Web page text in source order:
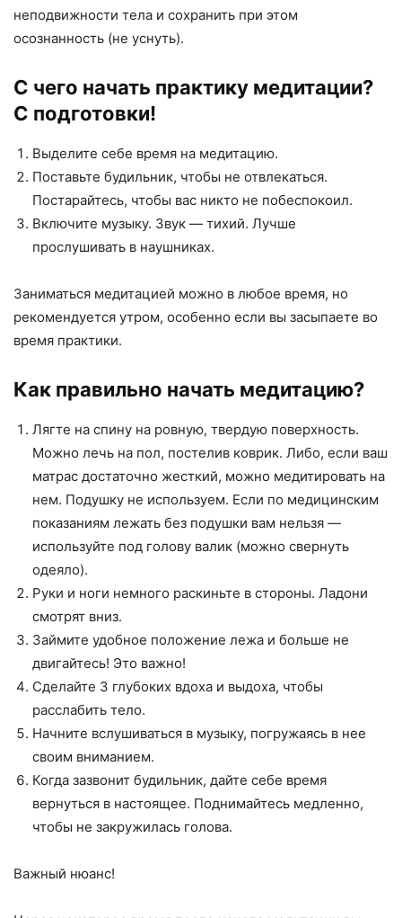
неподвижности тела и сохранить при этом
осознанность (не уснуть).
С чего начать практику медитации?
С подготовки!
Выделите себе время на медитацию.
Поставьте будильник, чтобы не отвлекаться.
Постарайтесь, чтобы вас никто не побеспокоил.
Включите музыку. Звук — тихий. Лучше
прослушивать в наушниках.
Заниматься медитацией можно в любое время, но
рекомендуется утром, особенно если вы засыпаете во
время практики.
Как правильно начать медитацию?
Лягте на спину на ровную, твердую поверхность.
Можно лечь на пол, постелив коврик. Либо, если ваш
матрас достаточно жесткий, можно медитировать на
нем. Подушку не используем. Если по медицинским
показаниям лежать без подушки вам нельзя —
используйте под голову валик (можно свернуть
одеяло).
Руки и ноги немного раскиньте в стороны. Ладони
смотрят вниз.
Займите удобное положение лежа и больше не
двигайтесь! Это важно!
Сделайте 3 глубоких вдоха и выдоха, чтобы
расслабить тело.
Начните вслушиваться в музыку, погружаясь в нее
своим вниманием.
Когда зазвонит будильник, дайте себе время
вернуться в настоящее. Поднимайтесь медленно,
чтобы не закружилась голова.
Важный нюанс!